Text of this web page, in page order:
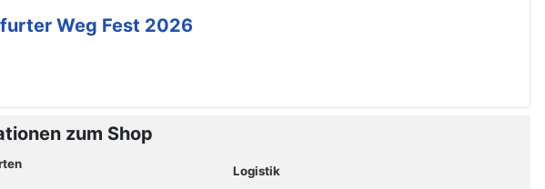
Weg Fest 2026
zum Shop
Logistik